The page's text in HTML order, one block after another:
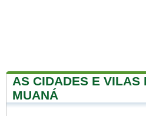
AS CIDADES E VILAS
MUANÁ